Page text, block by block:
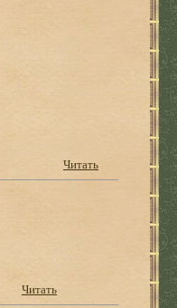
Читать
Читать